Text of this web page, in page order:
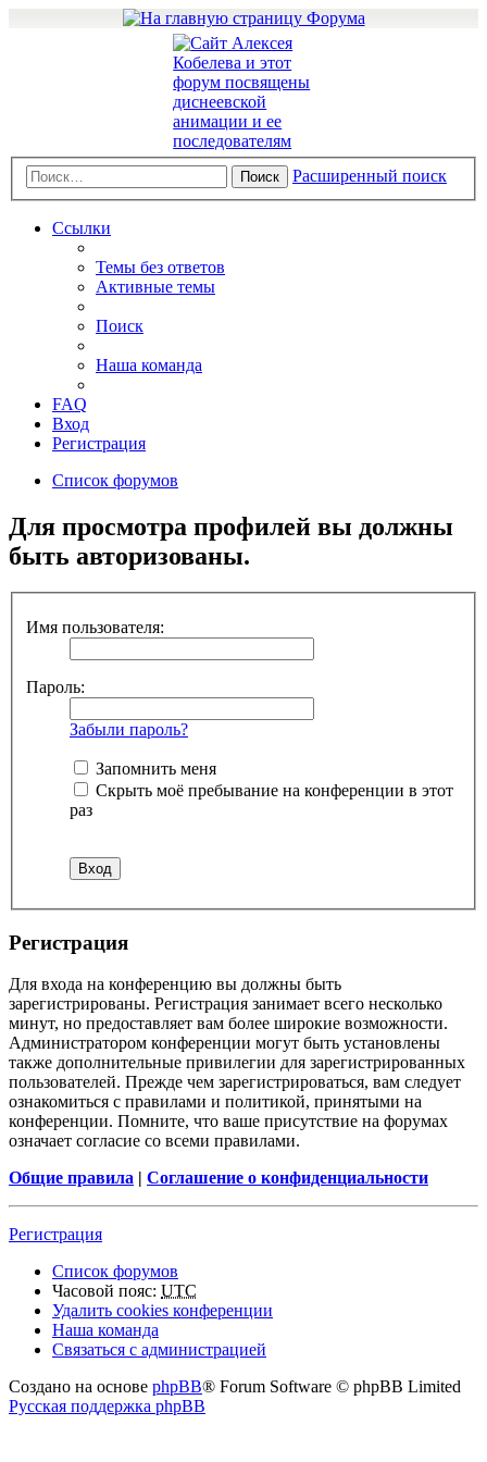
Поиск Расширенный поиск
Ссылки
Темы без ответов
Активные темы
Поиск
Наша команда
FAQ
Вход
Регистрация
Список форумов
Для просмотра профилей вы должны
быть авторизованы.
Имя пользователя:
Пароль:
Забыли пароль?
Запомнить меня
Скрыть моё пребывание на конференции в этот
раз
Регистрация
Для входа на конференцию вы должны быть
зарегистрированы. Регистрация занимает всего несколько
минут, но предоставляет вам более широкие возможности.
Администратором конференции могут быть установлены
также дополнительные привилегии для зарегистрированных
пользователей. Прежде чем зарегистрироваться, вам следует
ознакомиться с правилами и политикой, принятыми на
конференции. Помните, что ваше присутствие на форумах
означает согласие со всеми правилами.
Общие правила | Соглашение о конфиденциальности
Регистрация
Список форумов
Часовой пояс: UTC
Удалить cookies конференции
Наша команда
Связаться с администрацией
Создано на основе phpBB® Forum Software © phpBB Limited
Русская поддержка phpBB